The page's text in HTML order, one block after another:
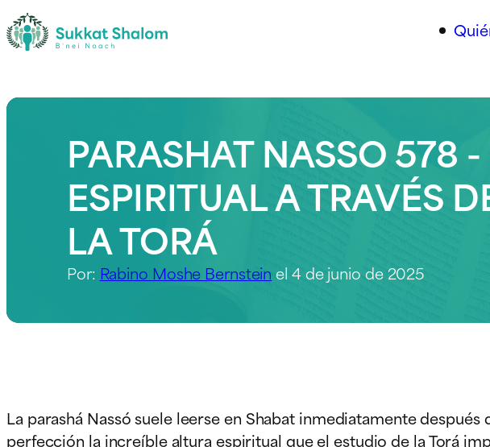
PARASHAT NASSO 578
ESPIRITUAL A TRAVÉS
LA TORÁ
Por: Rabino Moshe Bernstein el 4 de junio de 2025
La parashá Nassó suele leerse en Shabat inmediatamente
perfección la increíble altura espiritual que el estudio de la Torá